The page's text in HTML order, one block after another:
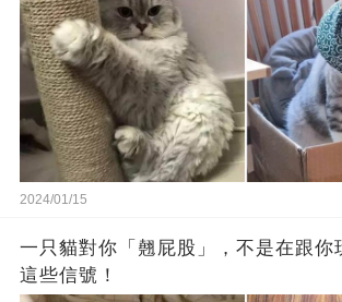
2024/01/15
一只貓對你「翹屁股」，不是在跟你
這些信號！